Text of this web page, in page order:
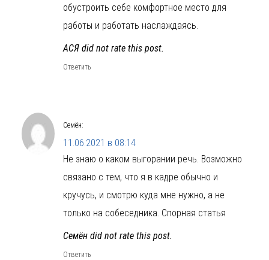
обустроить себе комфортное место для
работы и работать наслаждаясь.
АСЯ did not rate this post.
Ответить
Семён:
11.06.2021 в 08:14
Не знаю о каком выгорании речь. Возможно
связано с тем, что я в кадре обычно и
кручусь, и смотрю куда мне нужно, а не
только на собеседника. Спорная статья
Семён did not rate this post.
Ответить